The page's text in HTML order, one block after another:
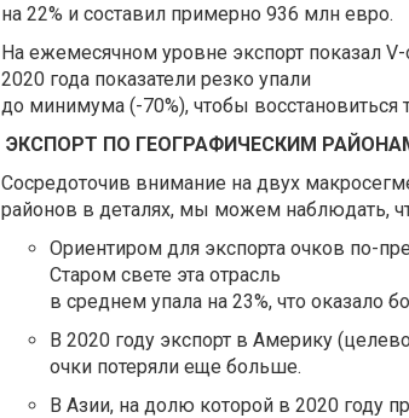
на 22% и составил примерно 936 млн евро.
На ежемесячном уровне экспорт показал
2020 года показатели резко упали
до минимума (-70%), чтобы
ЭКСПОРТ ПО ГЕОГРАФИЧЕСКИМ
Сосредоточив внимание на двух
районов в деталях, мы можем наблюдать,
Ориентиром для экспорта очков по-
Старом свете эта отрасль
в среднем упала на 23%, что оказало
B 2020 году экспорт в Америку
очки потеряли еще больше.
В Азии, на долю которой в 2020 году